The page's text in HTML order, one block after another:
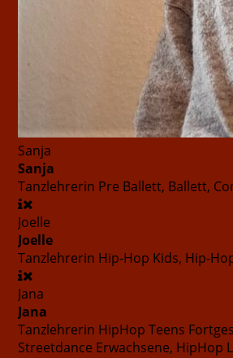
Sanja
Sanja
Tanzlehrerin Pre Ballett, Ballett,
Joelle
Joelle
Tanzlehrerin Hip-Hop Kids, Hip-
Jana
Jana
Tanzlehrerin HipHop Teens
Streetdance Erwachsene, HipHop